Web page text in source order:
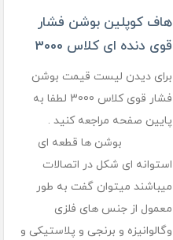
هاف کوپلین بوشن فشار
قوی دنده ای کلاس 3000
برای دیدن لیست قیمت بوشن
فشار قوی کلاس 3000 لطفا به
پایین صفحه مراجعه کنید .
بوشن ها قطعه ای
استوانه ای شکل در اتصالات
میباشند میتوان گفت به طور
معمول از جنس های فلزی
وگالوانیزه و برنجی و پلاستیکی و